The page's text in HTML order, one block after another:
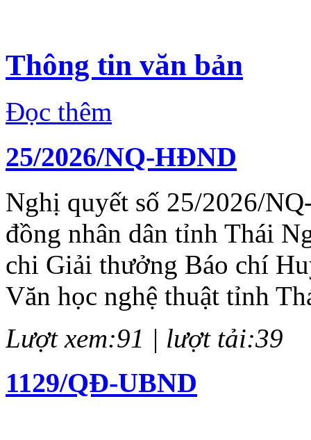
Thông tin văn bản
Đọc thêm
25/2026/NQ-HĐND
Nghị quyết số 25/2026/
đồng nhân dân tỉnh Thái
chi Giải thưởng Báo chí
Văn học nghệ thuật tỉnh
Lượt xem:91 | lượt tải:39
1129/QĐ-UBND